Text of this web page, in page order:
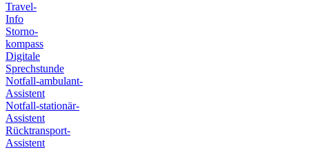
Travel-
Info
Storno-
kompass
Digitale
Sprechstunde
Notfall-ambulant-
Assistent
Notfall-stationär-
Assistent
Rücktransport-
Assistent